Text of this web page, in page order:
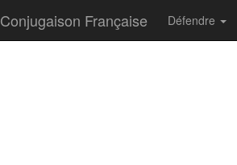
Conjugaison Française Défendre